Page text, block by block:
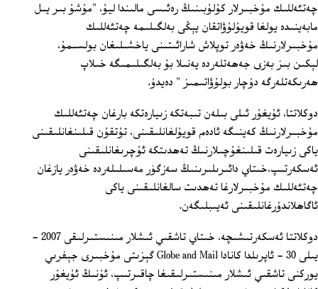
چەتئەللىك مۇخبىرلار كۇلۇبىنىڭ رەئىسى مالىندا ليۇ، "مۇشۇ بىر يىل
مابەينىدە يولغا قويۇلۇۋاتقان يېڭى بەلگىلىمە چەتئەللىك
مۇخبىرلارنىڭ خەۋەر توپلاش شارائىتىنى ياخشىلىغان بولسىمۇ،
لېكىن بىز بەزى جەھەتلەردە يەنىلا بۇ بەلگىلىمىگە خىلاپ
ھەرىكەتلەرگە دۇچار بولۇۋاتىمىز " دەيدۇ.
دوكلاتتا، ئۇيغۇر ئىلى بىلەن تىبەتكە زىيارەتكە بارغان چەتئەللىك
مۇخبىرلارنىڭ كەينىگە ئادەم قويۇلغانلىقىنى، تۇتقۇن قىلىنغانلىقىنى
ياكى زىيارەت قىلىنغۇچىلارنىڭ تەھدىتكە ئۇچرىغانلىقىنى
ئەسكەرتىپ،خىتاي دائىرىلىرىنىڭ سەزگۈر مەسىلىلەردە خەۋەر يازغان
چەتئەللىك مۇخبىرلارغا تەھدىت سالغانلىقىنى ياكى
ئاگاھلاندۇرغانلىقىنى ئەيىبلىگەن.
دوكلاتتا ئەسكەرتىشىچە، خىتاي تاشقىي ئىشلار مىنىستىرلىقى 2007 -
يىلى 30 - ئاپرىلدا كانادا Globe and Mail گېزىتى مۇخبىرى جېفرىي
يوركنى تاشقىي ئىشلار مىنىستىرلىقىغا چاقىرتىپ، ئۇنىڭ ئۇيغۇر